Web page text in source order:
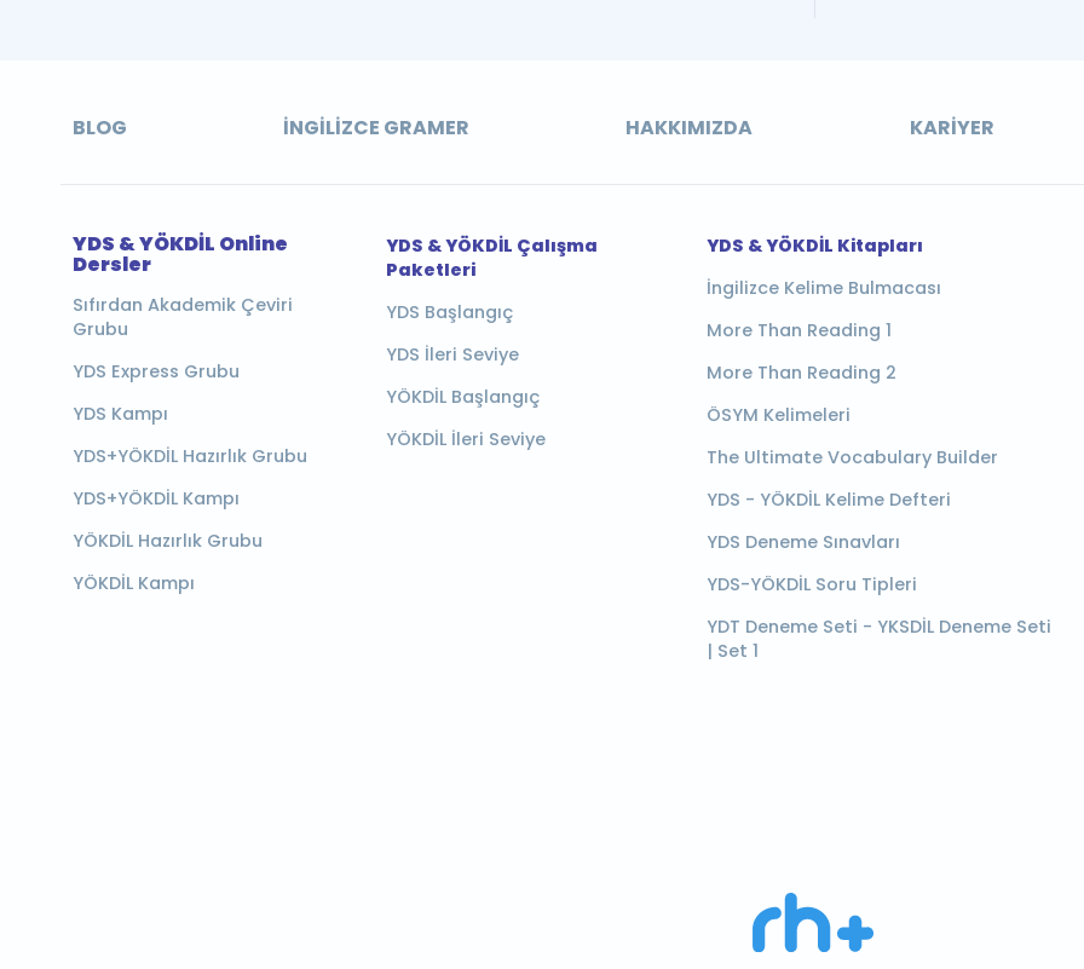
BLOG İNGILIZCE GRAMER HAKKIMIZDA KARIYER
YDS & YÖKDİL Online
Dersler
Sıfırdan Akademik Çeviri
Grubu
YDS Express Grubu
YDS Kampı
YDS+YÖKDİL Hazırlık Grubu
YDS+YÖKDİL Kampı
YÖKDİL Hazırlık Grubu
YÖKDİL Kampı
YDS & YÖKDİL Çalışma
Paketleri
YDS Başlangıç
YDS İleri Seviye
YÖKDİL Başlangıç
YÖKDİL İleri Seviye
YDS & YÖKDİL Kitapları
İngilizce Kelime Bulmacası
More Than Reading 1
More Than Reading 2
ÖSYM Kelimeleri
The Ultimate Vocabulary Builder
YDS - YÖKDİL Kelime Defteri
YDS Deneme Sınavları
YDS-YÖKDİL Soru Tipleri
YDT Deneme Seti - YKSDİL Deneme Seti
| Set 1